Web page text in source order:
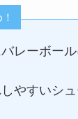
レーボー
やすいシ